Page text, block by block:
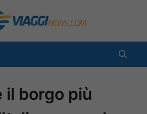
il borgo più